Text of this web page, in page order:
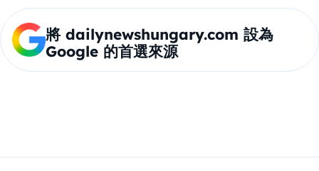
將 dailynewshungary.com 設為
Google 的首選來源